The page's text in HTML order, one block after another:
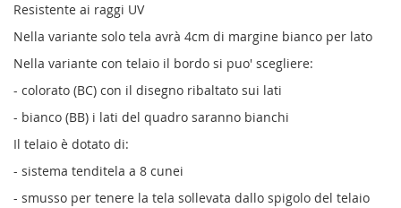
Resistente ai raggi UV
Nella variante solo tela avrà 4cm di margine bianco per lato
Nella variante con telaio il bordo si puo' scegliere:
- colorato (BC) con il disegno ribaltato sui lati
- bianco (BB) i lati del quadro saranno bianchi
Il telaio è dotato di:
- sistema tenditela a 8 cunei
- smusso per tenere la tela sollevata dallo spigolo del telaio